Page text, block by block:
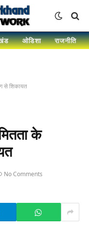
ओडिशा राजनीति
से शिकायत
के
No Comments